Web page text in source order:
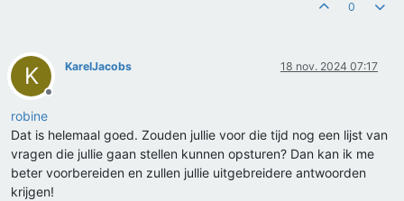
0
K
Offline
KarelJacobs 18 nov. 2024 07:17
robine
Dat is helemaal goed. Zouden jullie voor die tijd nog een lijst van
vragen die jullie gaan stellen kunnen opsturen? Dan kan ik me
beter voorbereiden en zullen jullie uitgebreidere antwoorden
krijgen!